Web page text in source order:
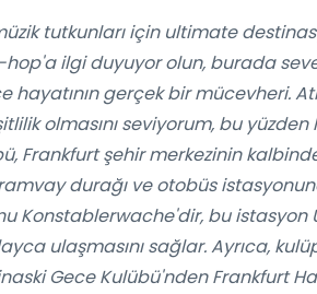
tutkunları için ultimate
ilgi duyuyor olun, burada
hayatının gerçek bir mücevheri.
olmasını seviyorum, bu
Frankfurt şehir merkezinin
durağı ve otobüs
Konstablerwache'dir, bu
ulaşmasını sağlar. Ayrıca,
Gece Kulübü'nden Frankfurt